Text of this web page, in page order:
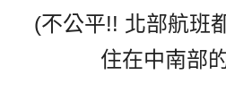
(不公平!! 北部航班
住在中南部